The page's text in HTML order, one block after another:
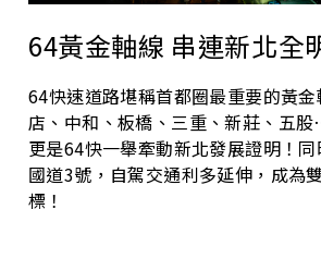
64黃金軸線 串連新北全
64快速道路堪稱首都圈最重要的黃
店、中和、板橋、三重、新莊、五
更是64快一舉牽動新北發展證明！同
國道3號，自駕交通利多延伸，成為
標！